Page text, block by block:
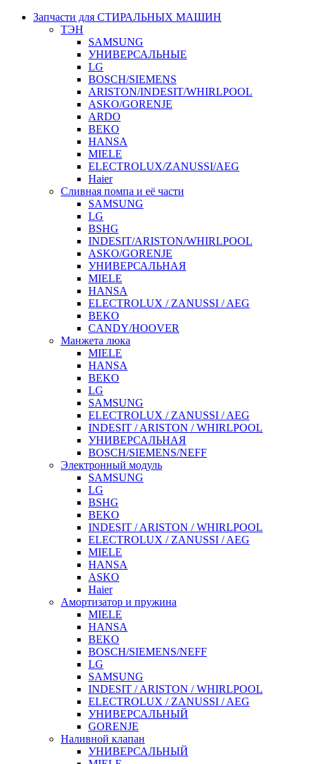
Запчасти для СТИРАЛЬНЫХ МАШИН
ТЭН
SAMSUNG
УНИВЕРСАЛЬНЫЕ
LG
BOSCH/SIEMENS
ARISTON/INDESIT/WHIRLPOOL
ASKO/GORENJE
ARDO
BEKO
HANSA
MIELE
ELECTROLUX/ZANUSSI/AEG
Haier
Сливная помпа и её части
SAMSUNG
LG
BSHG
INDESIT/ARISTON/WHIRLPOOL
ASKO/GORENJE
УНИВЕРСАЛЬНАЯ
MIELE
HANSA
ELECTROLUX / ZANUSSI / AEG
BEKO
CANDY/HOOVER
Манжета люка
MIELE
HANSA
BEKO
LG
SAMSUNG
ELECTROLUX / ZANUSSI / AEG
INDESIT / ARISTON / WHIRLPOOL
УНИВЕРСАЛЬНАЯ
BOSCH/SIEMENS/NEFF
Электронный модуль
SAMSUNG
LG
BSHG
BEKO
INDESIT / ARISTON / WHIRLPOOL
ELECTROLUX / ZANUSSI / AEG
MIELE
HANSA
ASKO
Haier
Амортизатор и пружина
MIELE
HANSA
BEKO
BOSCH/SIEMENS/NEFF
LG
SAMSUNG
INDESIT / ARISTON / WHIRLPOOL
ELECTROLUX / ZANUSSI / AEG
УНИВЕРСАЛЬНЫЙ
GORENJE
Наливной клапан
УНИВЕРСАЛЬНЫЙ